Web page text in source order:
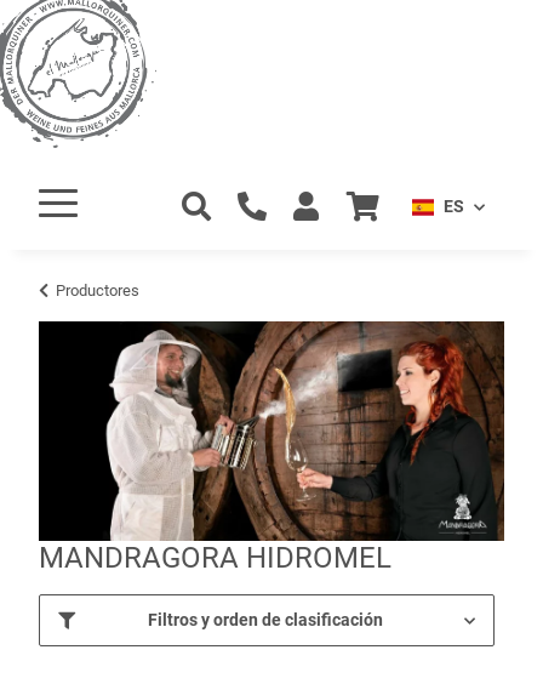
ES
Productores
MANDRAGORA HIDROMEL
Filtros y orden de clasificación